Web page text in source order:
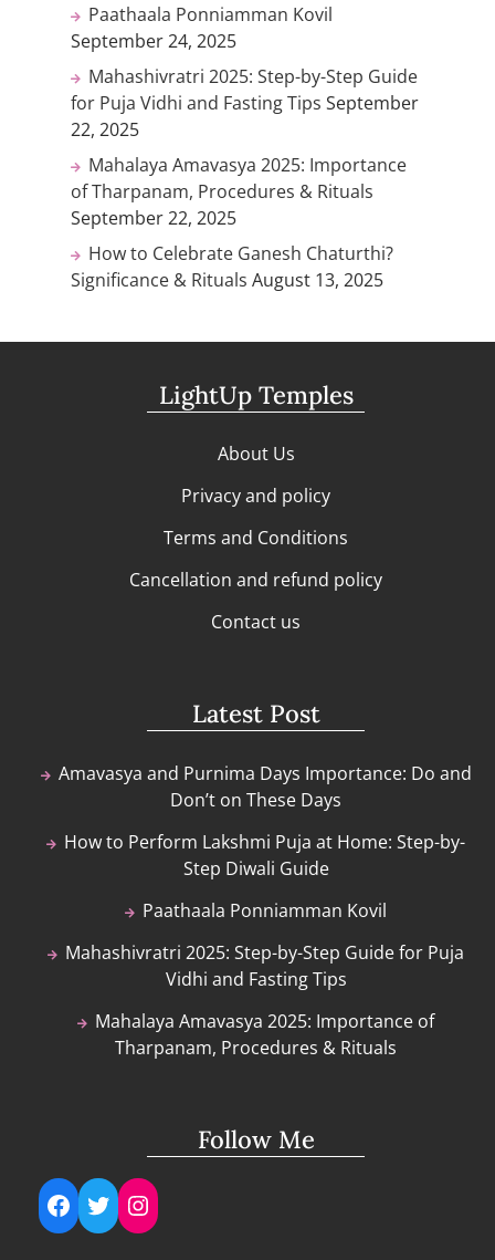
Paathaala Ponniamman Kovil
September 24, 2025
Mahashivratri 2025: Step-by-Step Guide
for Puja Vidhi and Fasting Tips September
22, 2025
Mahalaya Amavasya 2025: Importance
of Tharpanam, Procedures & Rituals
September 22, 2025
How to Celebrate Ganesh Chaturthi?
Significance & Rituals August 13, 2025
LightUp Temples
About Us
Privacy and policy
Terms and Conditions
Cancellation and refund policy
Contact us
Latest Post
Amavasya and Purnima Days Importance: Do and
Don’t on These Days
How to Perform Lakshmi Puja at Home: Step-by-
Step Diwali Guide
Paathaala Ponniamman Kovil
Mahashivratri 2025: Step-by-Step Guide for Puja
Vidhi and Fasting Tips
Mahalaya Amavasya 2025: Importance of
Tharpanam, Procedures & Rituals
Follow Me
Facebook
TwitterInstagram